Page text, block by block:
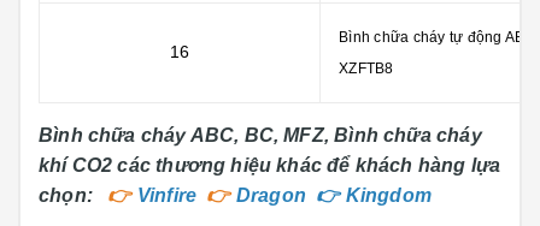
16
Bình chữa cháy tự động ABC
XZFTB8
Bình chữa cháy ABC, BC, MFZ, Bình chữa cháy
khí CO2 các thương hiệu khác để khách hàng lựa
chọn:
👉 Vinfire 👉Dragon 👉Kingdom